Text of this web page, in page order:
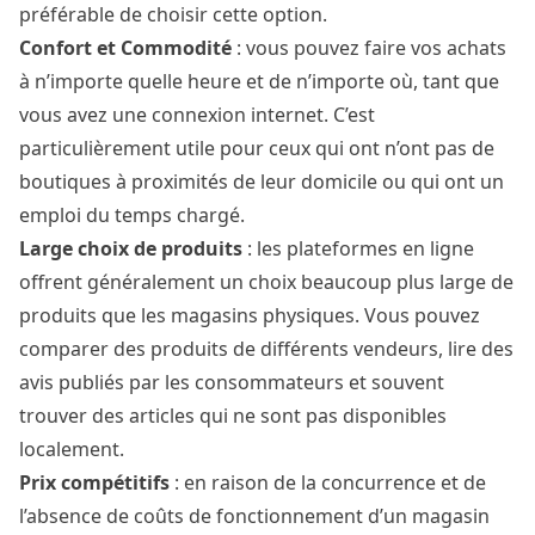
préférable de choisir cette option.
Confort et Commodité : vous pouvez faire vos achats
à n’importe quelle heure et de n’importe où, tant que
vous avez une connexion internet. C’est
particulièrement utile pour ceux qui ont n’ont pas de
boutiques à proximités de leur domicile ou qui ont un
emploi du temps chargé.
Large choix de produits : les plateformes en ligne
offrent généralement un choix beaucoup plus large de
produits que les magasins physiques. Vous pouvez
comparer des produits de différents vendeurs, lire des
avis publiés par les consommateurs et souvent
trouver des articles qui ne sont pas disponibles
localement.
Prix compétitifs : en raison de la concurrence et de
l’absence de coûts de fonctionnement d’un magasin